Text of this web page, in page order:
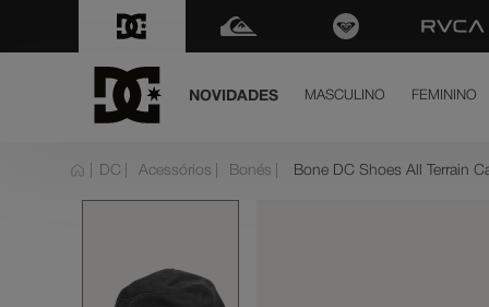
FRETE GRÁTIS para todo Brasil nas compras
NOVIDADES MASCULINO FEMININO
DC Acessórios Bonés Bone DC Shoes All Terrain